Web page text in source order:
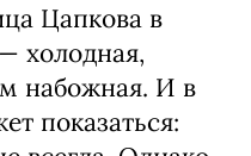
Цапкова в
холодная,
набожная. И в
показаться: